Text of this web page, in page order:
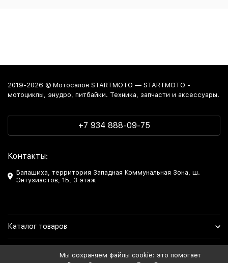
2019-2026 © Мотосалон STARTMOTO — STARTMOTO -
мотоциклы, энудро, питбайки. Техника, запчасти и аксессуары.
+7 934 888-09-75
Контакты:
Балашиха, территория Западная Коммунальная Зона, ш.
Энтузиастов, 1Б, 3 этаж
Каталог товаров
Мы сохраняем файлы cookie: это помогает